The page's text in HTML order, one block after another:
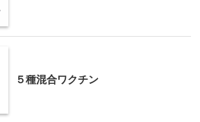
５種混合ワクチン